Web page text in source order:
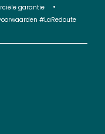
garantie
#LaRedoute